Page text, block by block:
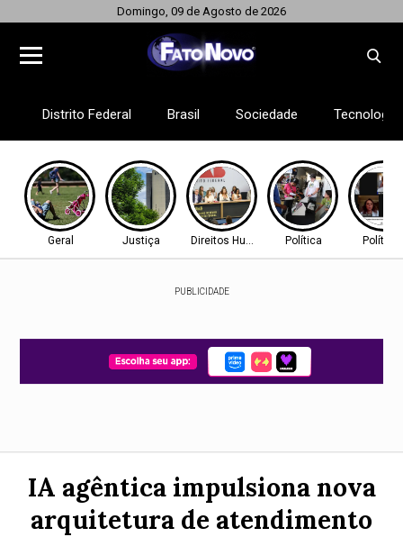
Domingo, 09 de Agosto de 2026
Distrito Federal Brasil Sociedade Tecnologia
Geral Justiça Direitos Humanos Política
PUBLICIDADE
IA agêntica impulsiona nova
arquitetura de atendimento